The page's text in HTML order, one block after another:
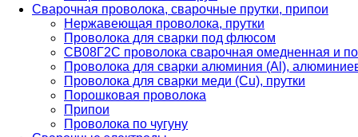
Сварочная проволока, сварочные прутки, припои
Нержавеющая проволока, прутки
Проволока для сварки под флюсом
СВ08Г2С проволока сварочная омедненная и
Проволока для сварки алюминия (Al),
Проволока для сварки меди (Cu), прутки
Порошковая проволока
Припои
Проволока по чугуну